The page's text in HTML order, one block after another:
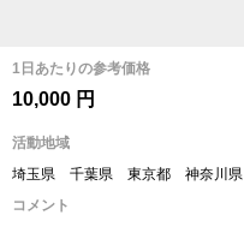
1日あたりの参考価格
10,000 円
活動地域
埼玉県 千葉県 東京都 神奈川県
コメント